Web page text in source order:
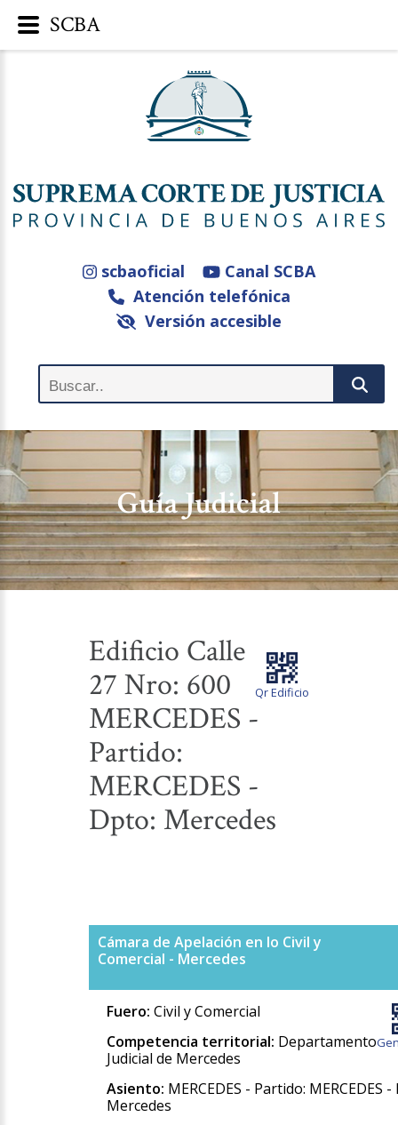
scbaoficial
Canal SCBA
Atención telefónica
Versión accesible
Guía Judicial
Qr Edificio
Edificio Calle
27 Nro: 600
MERCEDES -
Partido:
MERCEDES -
Dpto: Mercedes
Cámara de Apelación en lo Civil y
Comercial - Mercedes
Fuero: Civil y Comercial
Competencia territorial: Departamento
Judicial de Mercedes
Asiento: MERCEDES - Partido: MERCEDES
Mercedes
SCBA